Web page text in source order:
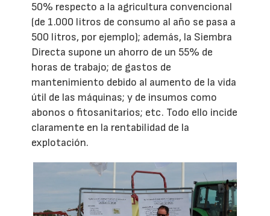
50% respecto a la agricultura convencional
(de 1.000 litros de consumo al año se pasa a
500 litros, por ejemplo); además, la Siembra
Directa supone un ahorro de un 55% de
horas de trabajo; de gastos de
mantenimiento debido al aumento de la vida
útil de las máquinas; y de insumos como
abonos o fitosanitarios; etc. Todo ello incide
claramente en la rentabilidad de la
explotación.